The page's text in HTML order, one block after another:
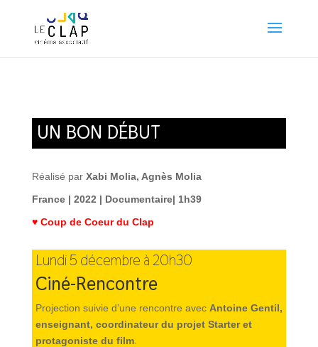
UN BON DÉBUT
Réalisé par Xabi Molia, Agnès Molia
France | 2022 | Documentaire| 1h39
♥ Coup de Coeur du Clap
Lundi 5 décembre à 20h30
Ciné-Rencontre
Projection suivie d’une rencontre avec Antoine Gentil,
enseignant, coordinateur du projet Starter et
protagoniste du film.